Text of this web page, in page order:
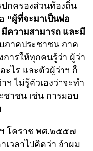
ปกครองส่วนท้องถิ่น
“ผู้ที่จะมาเป็นพ่อ
มีความสามารถ และมี
ภาคประชาชน ภาค
การให้ทุกคนรู้ว่า ผู้ว่า
ะไร และตัวผู้ว่าฯ ก็
ฯ ไม่รู้ตัวเองว่าจะทำ
ชาชน เช่น การมอบ
ฯ โคราช พศ.๒๕๕๗
เวลาไปคิดว่า ถ้าผม